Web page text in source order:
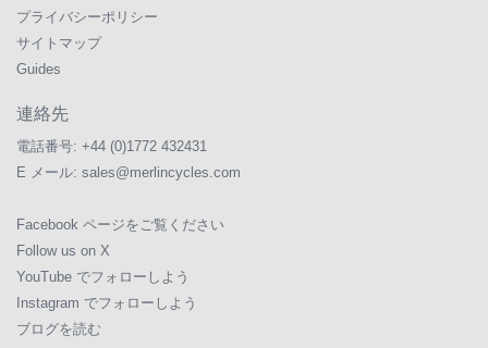
プライバシーポリシー
サイトマップ
Guides
連絡先
電話番号: +44 (0)1772 432431
E メール: sales@merlincycles.com
Facebook ページをご覧ください
Follow us on X
YouTube でフォローしよう
Instagram でフォローしよう
ブログを読む